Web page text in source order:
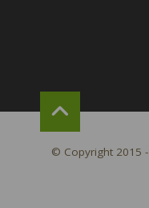
© Copyright 2015